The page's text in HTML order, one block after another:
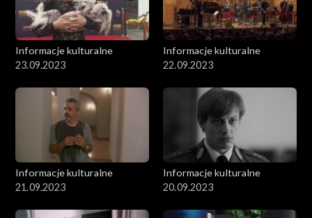
Informacje kulturalne
23.09.2023
Informacje kulturalne
22.09.2023
Informacje kulturalne
21.09.2023
Informacje kulturalne
20.09.2023